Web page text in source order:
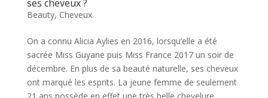
ses cheveux ?
Beauty, Cheveux
On a connu Alicia Aylies en 2016, lorsqu’elle a été
sacrée Miss Guyane puis Miss France 2017 un soir de
décembre. En plus de sa beauté naturelle, ses cheveux
ont marqué les esprits. La jeune femme de seulement